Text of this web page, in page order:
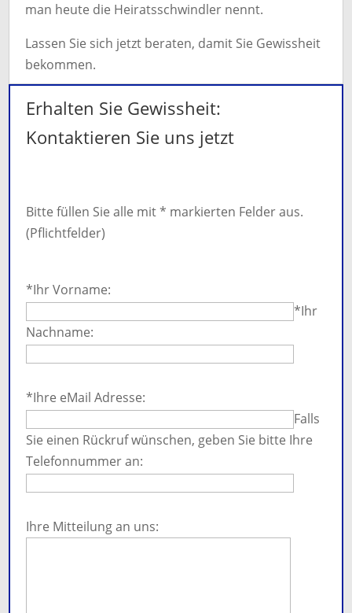
man heute die Heiratsschwindler nennt.
Lassen Sie sich jetzt beraten, damit Sie Gewissheit
bekommen.
Erhalten Sie Gewissheit:
Kontaktieren Sie uns jetzt
Bitte füllen Sie alle mit * markierten Felder aus.
(Pflichtfelder)
lasse
Feld
*Ihr Vorname:
*Ihr
Nachname:
lasse
Feld
leer.
*Ihre eMail Adresse:
Falls
Sie einen Rückruf wünschen, geben Sie bitte Ihre
Telefonnummer an:
lasse
Ihre Mitteilung an uns: